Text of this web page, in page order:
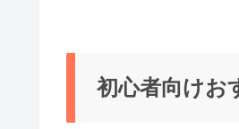
初心者向けお